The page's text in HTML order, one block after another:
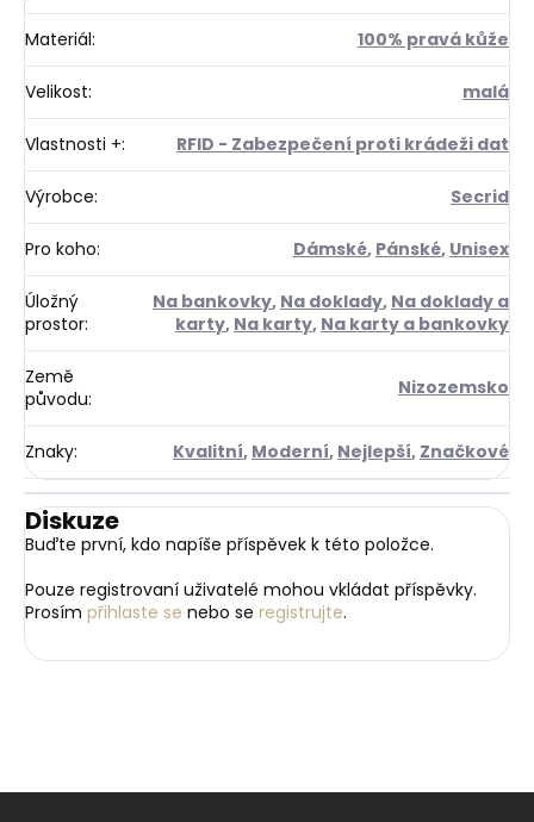
Materiál: 100% pravá kůže
Velikost: malá
Vlastnosti +: RFID - Zabezpečení proti krádeži dat
Výrobce: Secrid
Pro koho: Dámské, Pánské, Unisex
Úložný
prostor:
Na bankovky, Na doklady, Na doklady a
karty, Na karty, Na karty a bankovky
Země
původu: Nizozemsko
Znaky: Kvalitní, Moderní, Nejlepší, Značkové
Diskuze
Buďte první, kdo napíše příspěvek k této položce.
Pouze registrovaní uživatelé mohou vkládat příspěvky.
Prosím přihlaste se nebo se registrujte.